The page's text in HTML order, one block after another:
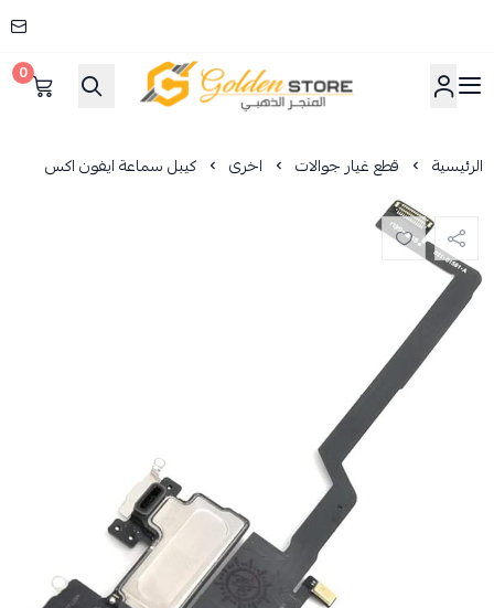
المتجر الذهبي
0
الرئيسية قطع غيار جوالات اخرى كيبل سماعة ايفون اكس